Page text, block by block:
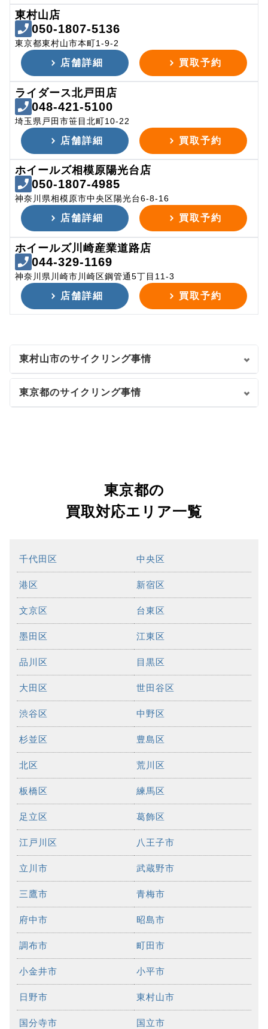
東村山店
050-1807-5136
東京都東村山市本町1-9-2
店舗詳細 買取予約
ライダース北戸田店
048-421-5100
埼玉県戸田市笹目北町10-22
店舗詳細 買取予約
ホイールズ相模原陽光台店
050-1807-4985
神奈川県相模原市中央区陽光台6-8-16
店舗詳細 買取予約
ホイールズ川崎産業道路店
044-329-1169
神奈川県川崎市川崎区鋼管通5丁目11-3
店舗詳細 買取予約
東村山市のサイクリング事情
東京都のサイクリング事情
東京都の
買取対応エリア一覧
千代田区 中央区
港区 新宿区
文京区 台東区
墨田区 江東区
品川区 目黒区
大田区 世田谷区
渋谷区 中野区
杉並区 豊島区
北区 荒川区
板橋区 練馬区
足立区 葛飾区
江戸川区 八王子市
立川市 武蔵野市
三鷹市 青梅市
府中市 昭島市
調布市 町田市
小金井市 小平市
日野市 東村山市
国分寺市 国立市